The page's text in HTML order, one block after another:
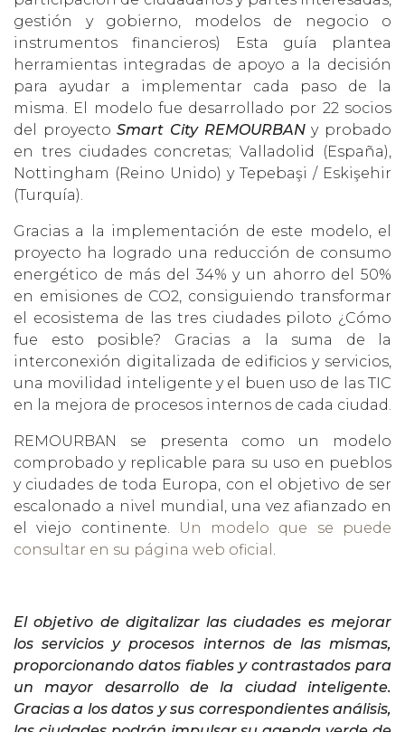
gestión y gobierno, modelos de negocio o
instrumentos financieros) Esta guía plantea
herramientas integradas de apoyo a la decisión
para ayudar a implementar cada paso de la
misma. El modelo fue desarrollado por 22 socios
del proyectoSmart City REMOURBANy probado
en tres ciudades concretas; Valladolid (España),
Nottingham (Reino Unido) y Tepebaşi / Eskişehir
(Turquía).
Gracias a la implementación de este modelo, el
proyecto ha logrado una reducción de consumo
energético de más del 34% y un ahorro del 50%
en emisiones de CO2, consiguiendo transformar
el ecosistema de las tres ciudades piloto ¿Cómo
fue esto posible? Gracias a la suma de la
interconexión digitalizada de edificios y servicios,
una movilidad inteligente y el buen uso de las TIC
en la mejora de procesos internos de cada ciudad.
REMOURBAN se presenta como un modelo
comprobado y replicable para su uso en pueblos
y ciudades de toda Europa, con el objetivo de ser
escalonado a nivel mundial, una vez afianzado en
el viejo continente.
Un modelo que se puede
consultar en su página web oficial .
El objetivo de digitalizar las ciudades es mejorar
los servicios y procesos internos de las mismas,
proporcionando datos fiables y contrastados para
un mayor desarrollo de la ciudad inteligente.
Gracias a los datos y sus correspondientes análisis,